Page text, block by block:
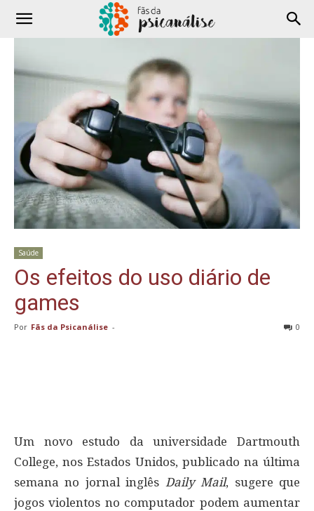
Saúde
Os efeitos do uso diário de
games
Por Fãs da Psicanálise - 0
Um novo estudo da universidade Dartmouth
College, nos Estados Unidos, publicado na última
semana no jornal inglês Daily Mail, sugere que
jogos violentos no computador podem aumentar